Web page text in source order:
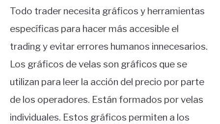
Todo trader necesita gráficos y herramientas
específicas para hacer más accesible el
trading y evitar errores humanos innecesarios.
Los gráficos de velas son gráficos que se
utilizan para leer la acción del precio por parte
de los operadores. Están formados por velas
individuales. Estos gráficos permiten a los